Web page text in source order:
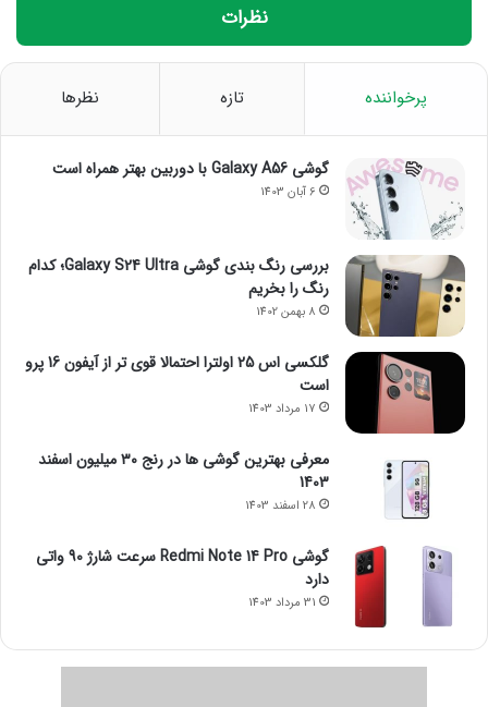
نظرات
پرخواننده تازه نظرها
گوشی Galaxy A56 با دوربین بهتر همراه است
6 آبان 1403
بررسی رنگ بندی گوشی Galaxy S24 Ultra؛ کدام
رنگ را بخریم
8 بهمن 1402
گلکسی اس 25 اولترا احتمالا قوی تر از آیفون 16 پرو
است
17 مرداد 1403
معرفی بهترین گوشی ها در رنج ۳۰ میلیون اسفند
1403
28 اسفند 1403
گوشی Redmi Note 14 Pro سرعت شارژ 90 واتی
دارد
31 مرداد 1403